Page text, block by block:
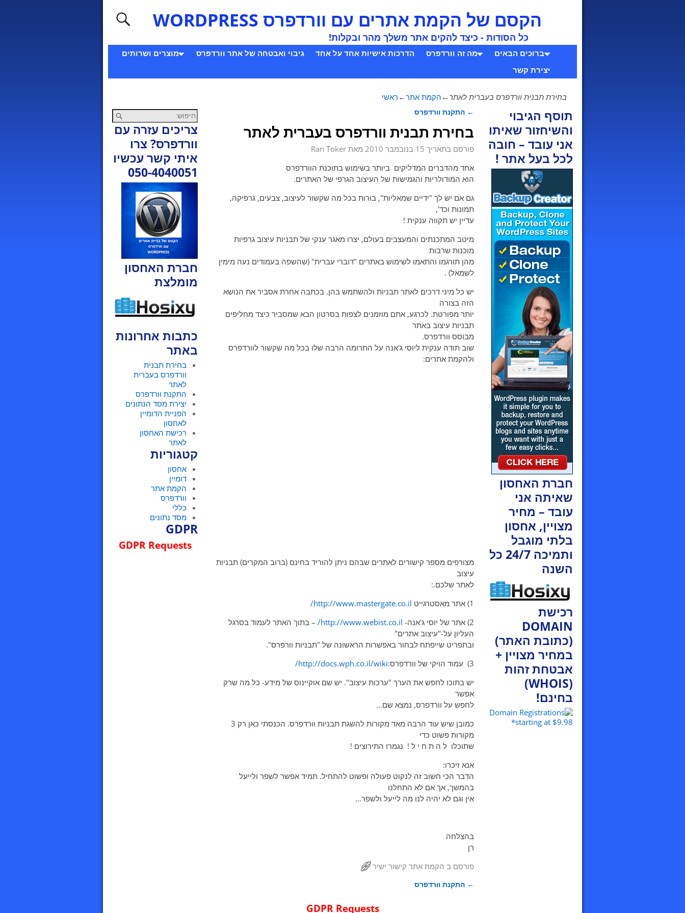
הקסם של הקמת אתרים עם וורדפרס WORDPRESS
כל הסודות - כיצד להקים אתר משלך מהר ובקלות!
ברוכים הבאים מה זה וורדפרס הדרכות אישיות אחד על אחד גיבוי ואבטחה של אתר וורדפרס
מוצרים ושרותים
יצירת קשר
בחירת תבנית וורדפרס בעברית לאתר ← הקמת אתר← ראשי
← התקנת וורדפרס
בחירת תבנית וורדפרס בעברית לאתר
פורסם בתאריך 15 בנובמבר 2010 מאתRan Toker
אחד מהדברים המדליקים ביותר בשימוש בתוכנת הוורדפרס
הוא המודולריות והגמישות של העיצוב הגרפי של האתרים.
גם אם יש לך "ידיים שמאליות", בורות בכל מה שקשור לעיצוב, צבעים, גרפיקה,
תמונות וכד',
עדיין יש תקווה ענקית !
מיטב המתכנתים והמעצבים בעולם, יצרו מאגר ענקי של תבניות עיצוב גרפיות
מוכנות שרבות
מהן תורגמו והתאמו לשימוש באתרים "דוברי עברית" (שהשפה בעמודים נעה מימין
לשמאל) .
יש כל מיני דרכים לאתר תבניות ולהשתמש בהן. בכתבה אחרת אסביר את הנושא
הזה בצורה
יותר מפורטת. לכרגע, אתם מוזמנים לצפות בסרטון הבא שמסביר כיצד מחליפים
תבניות עיצוב באתר
מבוסס וורדפרס.
שוב תודה ענקית ליוסי ג'אנה על התרומה הרבה שלו בכל מה שקשור לוורדפרס
ולהקמת אתרים:
מצורפים מספר קישורים לאתרים שבהם ניתן להוריד בחינם (ברוב המקרים) תבניות
עיצוב
לאתר שלכם.:
1) אתר מאסטרגייט
http://www.mastergate.co.il/
2) אתר של יוסי ג'אנה-
http://www.webist.co.il/ – בתוך האתר לעמוד בסרגל
העליון על-"עיצוב אתרים"
ובתפריט שייפתח לבחור באפשרות הראשונה של "תבניות וורפרס".
3) עמוד הויקי של וורדפרס:
http://docs.wph.co.il/wiki/
יש בתוכו לחפש את הערך "ערכות עיצוב". יש שם אוקיינוס של מידע- כל מה שרק
אפשר
לחפש על וורדפרס, נמצא שם…
כמובן שיש עוד הרבה מאד מקורות להשגת תבניות וורדפרס. הכנסתי כאן רק 3
מקורות פשוט כדי
שתוכלו ל ה ת ח י ל ! נגמרו התירוצים !
אנא זיכרו:
הדבר הכי חשוב זה לנקוט פעולה ופשוט להתחיל. תמיד אפשר לשפר ולייעל
בהמשך, אך אם לא התחלנו
אין וגם לא יהיה לנו מה לייעל ולשפר…
בהצלחה
רן
פורסם ב הקמת אתר קישור ישיר
← התקנת וורדפרס
צריכים עזרה עם
וורדפרס? צרו
איתי קשר עכשיו
050-4040051
חברת האחסון
מומלצת
כתבות אחרונות
באתר
בחירת תבנית
וורדפרס בעברית
לאתר
התקנת וורדפרס
יצירת מסד הנתונים
הפניית הדומיין
לאחסון
רכישת האחסון
לאתר
קטגוריות
אחסון
דומיין
הקמת אתר
וורדפרס
כללי
מסד נתונים
GDPR
GDPR Requests
תוסף הגיבוי
והשיחזור שאיתו
אני עובד – חובה
לכל בעל אתר !
חברת האחסון
שאיתה אני
עובד – מחיר
מצויין, אחסון
בלתי מוגבל
ותמיכה 24/7 כל
השנה
רכישת
DOMAIN
(כתובת האתר)
במחיר מצויין +
אבטחת זהות
(WHOIS)
בחינם!
GDPR Requests